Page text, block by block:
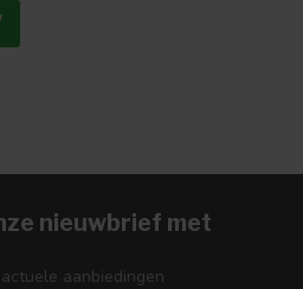
nieuwbrief met
aanbiedingen